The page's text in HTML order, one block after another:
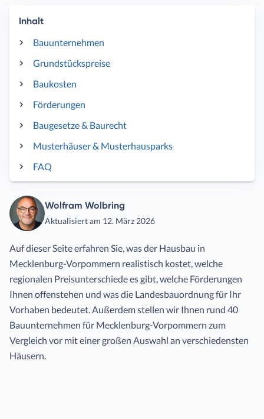
Inhalt
Bauunternehmen
Grundstückspreise
Baukosten
Förderungen
Baugesetze & Baurecht
Musterhäuser & Musterhausparks
FAQ
Wolfram Wolbring
Aktualisiert am 12. März 2026
Auf dieser Seite erfahren Sie, was der Hausbau in
Mecklenburg-Vorpommern realistisch kostet, welche
regionalen Preisunterschiede es gibt, welche Förderungen
Ihnen offenstehen und was die Landesbauordnung für Ihr
Vorhaben bedeutet. Außerdem stellen wir Ihnen rund 40
Bauunternehmen für Mecklenburg-Vorpommern zum
Vergleich vor mit einer großen Auswahl an verschiedensten
Häusern.